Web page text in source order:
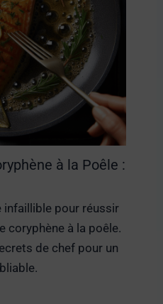
à la Poêle :
infaillible pour réussir
coryphène à la poêle.
de chef pour un